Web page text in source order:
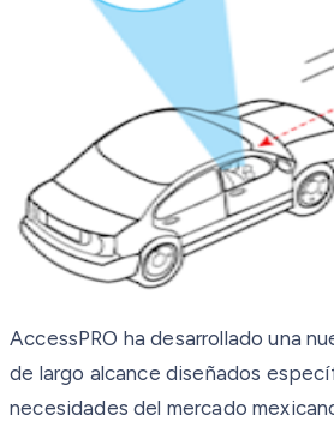
AccessPRO ha desarrollado una
de largo alcance diseñados
necesidades del mercado